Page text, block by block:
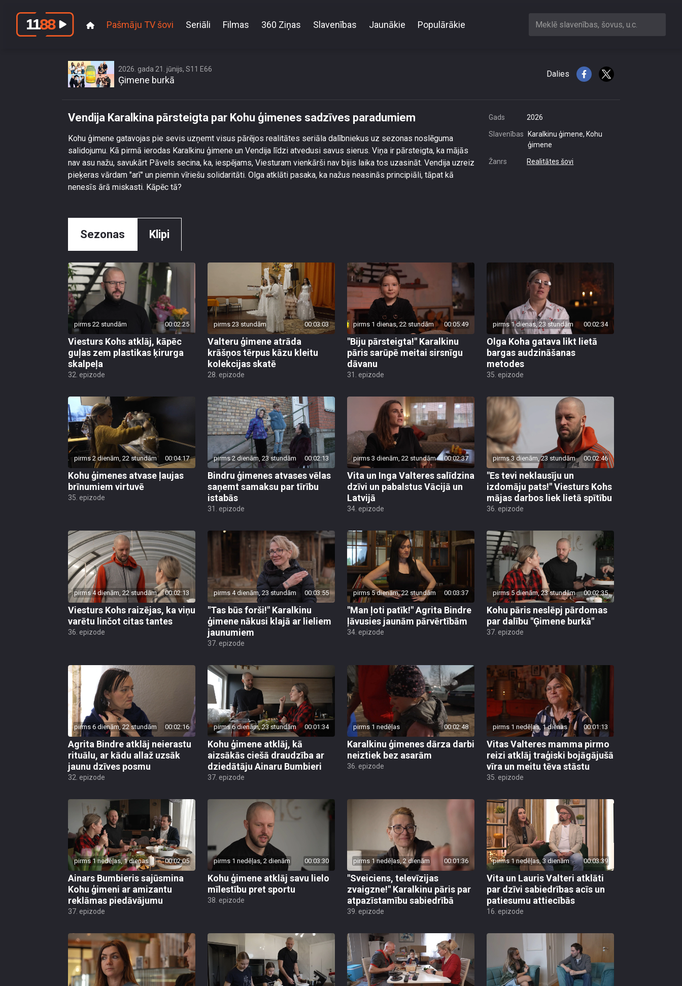
Pašmāju TV šovi Seriāli Filmas 360 Ziņas Slavenības Jaunākie Populārākie Meklē slavenības, šovus, u.c.
2026. gada 21. jūnijs, S11 E66
Ģimene burkā
Dalies
Vendija Karalkina pārsteigta par Kohu ģimenes sadzīves paradumiem
Kohu ģimene gatavojas pie sevis uzņemt visus pārējos realitātes seriāla dalībniekus uz sezonas noslēguma
salidojumu. Kā pirmā ierodas Karalkinu ģimene un Vendija līdzi atvedusi savus sierus. Viņa ir pārsteigta, ka mājās
nav asu nažu, savukārt Pāvels secina, ka, iespējams, Viesturam vienkārši nav bijis laika tos uzasināt. Vendija uzreiz
pieķeras vārdam "arī" un piemin vīriešu solidaritāti. Olga atklāti pasaka, ka nažus neasinās principiāli, tāpat kā
nenesīs ārā miskasti. Kāpēc tā?
Gads 2026
Slavenības
Karalkinu ģimene, Kohu
ģimene
Žanrs Realitātes šovi
Sezonas Klipi
pirms 22 stundām 00:02:25
Viesturs Kohs atklāj, kāpēc
guļas zem plastikas ķirurga
skalpeļa
32. epizode
pirms 23 stundām 00:03:03
Valteru ģimene atrāda
krāšņos tērpus kāzu kleitu
kolekcijas skatē
28. epizode
pirms 1 dienas, 22 stundām 00:05:49
"Biju pārsteigta!" Karalkinu
pāris sarūpē meitai sirsnīgu
dāvanu
31. epizode
pirms 1 dienas, 23 stundām 00:02:34
Olga Koha gatava likt lietā
bargas audzināšanas
metodes
35. epizode
pirms 2 dienām, 22 stundām 00:04:17
Kohu ģimenes atvase ļaujas
brīnumiem virtuvē
35. epizode
pirms 2 dienām, 23 stundām 00:02:13
Bindru ģimenes atvases vēlas
saņemt samaksu par tīrību
istabās
31. epizode
pirms 3 dienām, 22 stundām 00:02:37
Vita un Inga Valteres salīdzina
dzīvi un pabalstus Vācijā un
Latvijā
34. epizode
pirms 3 dienām, 23 stundām 00:02:46
"Es tevi neklausīju un
izdomāju pats!" Viesturs Kohs
mājas darbos liek lietā spītību
36. epizode
pirms 4 dienām, 22 stundām 00:02:13
Viesturs Kohs raizējas, ka viņu
varētu linčot citas tantes
36. epizode
pirms 4 dienām, 23 stundām 00:03:55
"Tas būs forši!" Karalkinu
ģimene nākusi klajā ar lieliem
jaunumiem
37. epizode
pirms 5 dienām, 22 stundām 00:03:37
"Man ļoti patīk!" Agrita Bindre
ļāvusies jaunām pārvērtībām
34. epizode
pirms 5 dienām, 23 stundām 00:02:35
Kohu pāris neslēpj pārdomas
par dalību "Ģimene burkā"
37. epizode
pirms 6 dienām, 22 stundām 00:02:16
Agrita Bindre atklāj neierastu
rituālu, ar kādu allaž uzsāk
jaunu dzīves posmu
32. epizode
pirms 6 dienām, 23 stundām 00:01:34
Kohu ģimene atklāj, kā
aizsākās ciešā draudzība ar
dziedātāju Ainaru Bumbieri
37. epizode
pirms 1 nedēļas 00:02:48
Karalkinu ģimenes dārza darbi
neiztiek bez asarām
36. epizode
pirms 1 nedēļas, 1 dienas 00:01:13
Vitas Valteres mamma pirmo
reizi atklāj traģiski bojāgājušā
vīra un meitu tēva stāstu
35. epizode
pirms 1 nedēļas, 1 dienas 00:02:05
Ainars Bumbieris sajūsmina
Kohu ģimeni ar amizantu
reklāmas piedāvājumu
37. epizode
pirms 1 nedēļas, 2 dienām 00:03:30
Kohu ģimene atklāj savu lielo
mīlestību pret sportu
38. epizode
pirms 1 nedēļas, 2 dienām 00:01:36
"Sveiciens, televīzijas
zvaigzne!" Karalkinu pāris par
atpazīstamību sabiedrībā
39. epizode
pirms 1 nedēļas, 3 dienām 00:03:39
Vita un Lauris Valteri atklāti
par dzīvi sabiedrības acīs un
patiesumu attiecībās
16. epizode